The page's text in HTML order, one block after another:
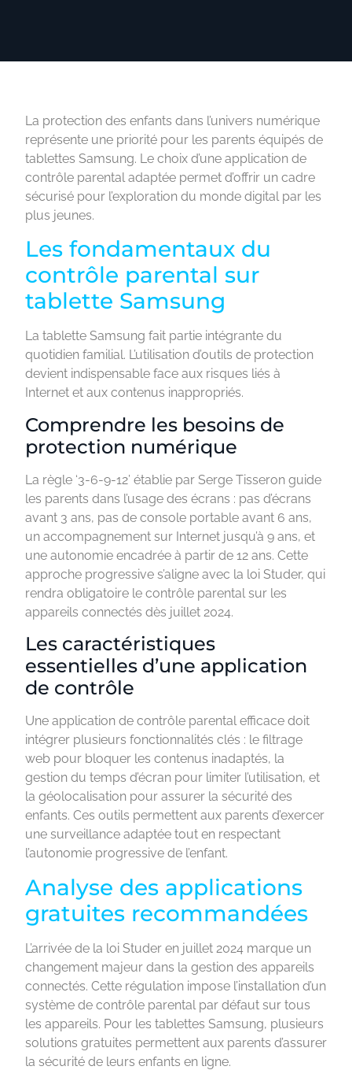
La protection des enfants dans l’univers numérique
représente une priorité pour les parents équipés de
tablettes Samsung. Le choix d’une application de
contrôle parental adaptée permet d’offrir un cadre
sécurisé pour l’exploration du monde digital par les
plus jeunes.
Les fondamentaux du
contrôle parental sur
tablette Samsung
La tablette Samsung fait partie intégrante du
quotidien familial. L’utilisation d’outils de protection
devient indispensable face aux risques liés à
Internet et aux contenus inappropriés.
Comprendre les besoins de
protection numérique
La règle ‘3-6-9-12’ établie par Serge Tisseron guide
les parents dans l’usage des écrans : pas d’écrans
avant 3 ans, pas de console portable avant 6 ans,
un accompagnement sur Internet jusqu’à 9 ans, et
une autonomie encadrée à partir de 12 ans. Cette
approche progressive s’aligne avec la loi Studer, qui
rendra obligatoire le contrôle parental sur les
appareils connectés dès juillet 2024.
Les caractéristiques
essentielles d’une application
de contrôle
Une application de contrôle parental efficace doit
intégrer plusieurs fonctionnalités clés : le filtrage
web pour bloquer les contenus inadaptés, la
gestion du temps d’écran pour limiter l’utilisation, et
la géolocalisation pour assurer la sécurité des
enfants. Ces outils permettent aux parents d’exercer
une surveillance adaptée tout en respectant
l’autonomie progressive de l’enfant.
Analyse des applications
gratuites recommandées
L’arrivée de la loi Studer en juillet 2024 marque un
changement majeur dans la gestion des appareils
connectés. Cette régulation impose l’installation d’un
système de contrôle parental par défaut sur tous
les appareils. Pour les tablettes Samsung, plusieurs
solutions gratuites permettent aux parents d’assurer
la sécurité de leurs enfants en ligne.